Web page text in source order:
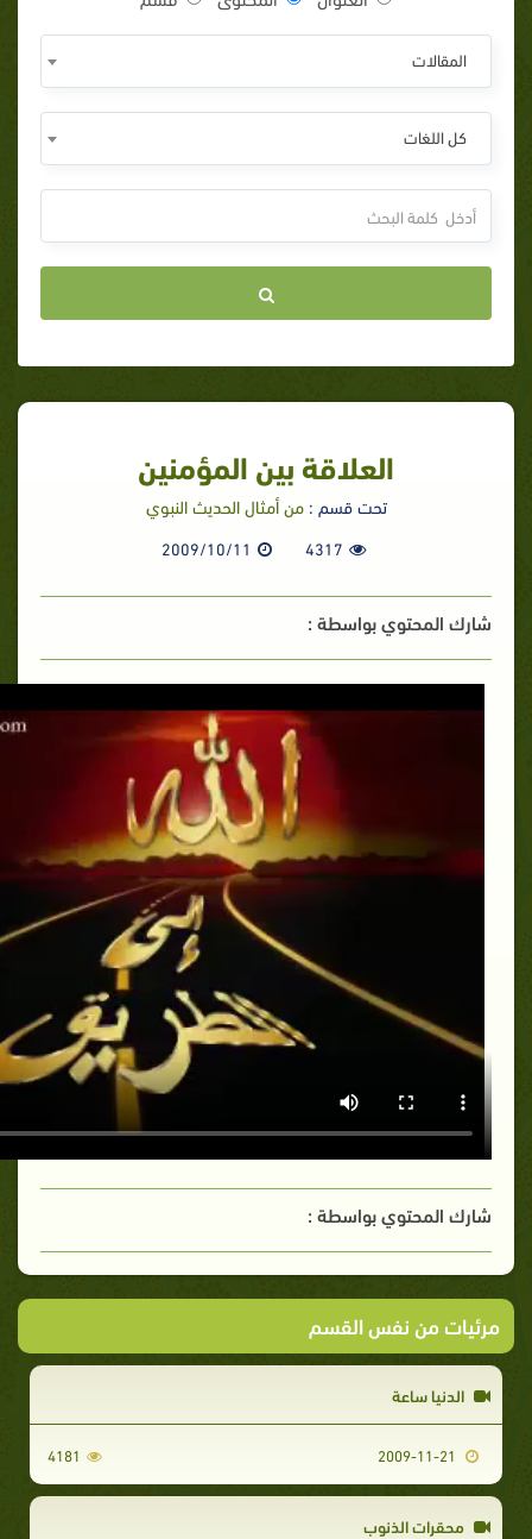
المقالات
كل اللغات
العلاقة بين المؤمنين
تحت قسم :من أمثال الحديث النبوي
4317
2009/10/11
شارك المحتوي بواسطة :
شارك المحتوي بواسطة :
مرئيات من نفس القسم
الدنيا ساعة
4181
محقرات الذنوب